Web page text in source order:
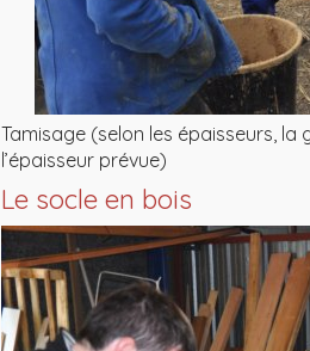
Tamisage (selon les épaisseurs,
l’épaisseur prévue)
Le socle en bois